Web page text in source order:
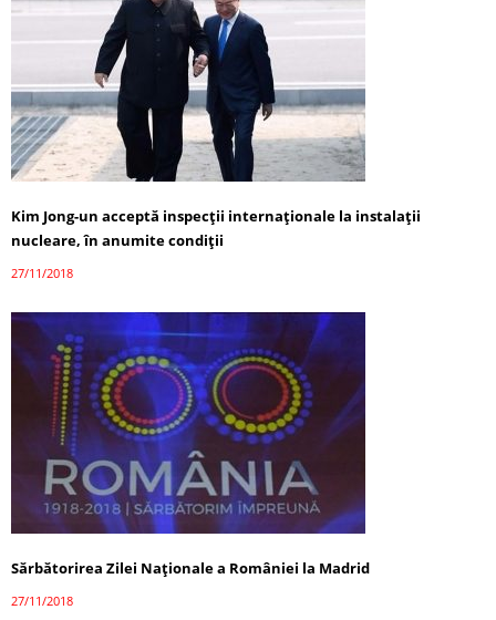
Kim Jong-un acceptă inspecţii internaţionale la instalaţii
nucleare, în anumite condiţii
27/11/2018
Sărbătorirea Zilei Naționale a României la Madrid
27/11/2018